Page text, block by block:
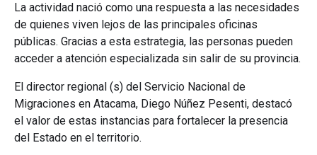
La actividad nació como una respuesta a las necesidades
de quienes viven lejos de las principales oficinas
públicas. Gracias a esta estrategia, las personas pueden
acceder a atención especializada sin salir de su provincia.
El director regional (s) del Servicio Nacional de
Migraciones en Atacama, Diego Núñez Pesenti, destacó
el valor de estas instancias para fortalecer la presencia
del Estado en el territorio.